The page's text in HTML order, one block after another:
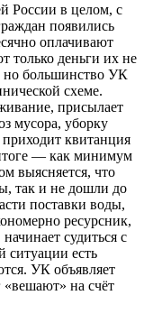
России в целом, с
появились
оплачивают
только деньги их не
но большинство УК
схеме.
присылает
мусора, уборку
квитанция
— как минимум
выясняется, что
так и не дошли до
поставки воды,
ресурсник,
судиться с
есть
УК объявляет
«вешают» на счёт